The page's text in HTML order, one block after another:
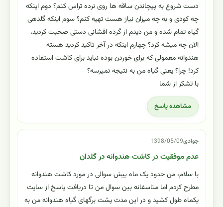
دست شروع به پيچاندن ساقه ها روى نرده تراس كنم؟ دوم اينكه
چه كودى و به چه ميزان نياز هست تهيه كنم؟ سوم اينكه گلدهى
گياه تمام شده و من ديدم از گرده افشانى دستى صحبت كرديد،
الان چه ميشه كرد؟ چهارم اينكه در آخر تاكيد كرديد هسته
هندوانه معمولى كه براى خوردن بوده نبايد براى كاشت استفاده
كرد! چرا؟ يعنى گياه من به نتيجه نميرسه؟
با تشكر از شما
مشاهده پاسخ
جوادى1398/05/09
عدم موفقیت در کاشت هندوانه در گلدان
با سلام، من حدود یک ماه پیش سوالی در مورد کاشت هندوانه
مطرح کردم اما متاسفانه بین سوال من تا دریافت پاسخ از سایت
یکماه طول کشید و در این مدت پشت برگهای گیاه هندوانه من به